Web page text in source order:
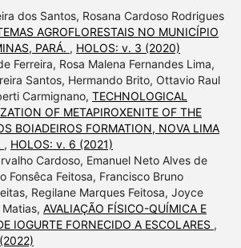
dos Santos, Rosana Cardoso Rodrigues
AGROFLORESTAIS NO MUNICÍPIO
PARÁ. , HOLOS: v. 3 (2020)
Ferreira, Rosa Malena Fernandes Lima,
Santos, Hermando Brito, Ottavio Raul
Carmignano, TECHNOLOGICAL
OF METAPIROXENITE OF THE
BOIADEIROS FORMATION, NOVA LIMA
, HOLOS: v. 6 (2021)
Cardoso, Emanuel Neto Alves de
Fonsêca Feitosa, Francisco Bruno
Regilane Marques Feitosa, Joyce
AVALIAÇÃO FÍSICO-QUÍMICA E
IOGURTE FORNECIDO A ESCOLARES ,